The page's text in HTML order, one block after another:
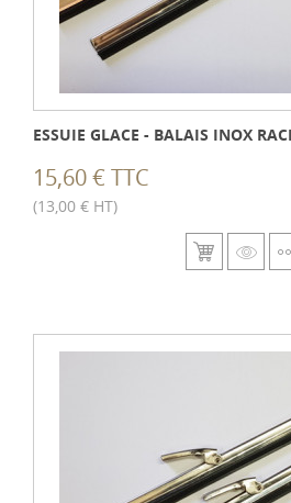
ESSUIE GLACE - BALAIS INOX
15,60 € TTC
(13,00 € HT)